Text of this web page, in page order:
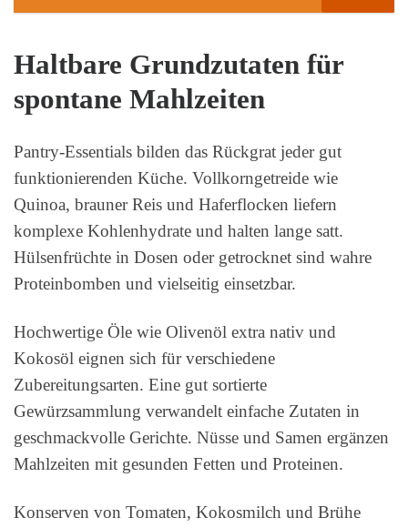
Haltbare Grundzutaten für
spontane Mahlzeiten
Pantry-Essentials bilden das Rückgrat jeder gut
funktionierenden Küche. Vollkorngetreide wie
Quinoa, brauner Reis und Haferflocken liefern
komplexe Kohlenhydrate und halten lange satt.
Hülsenfrüchte in Dosen oder getrocknet sind wahre
Proteinbomben und vielseitig einsetzbar.
Hochwertige Öle wie Olivenöl extra nativ und
Kokosöl eignen sich für verschiedene
Zubereitungsarten. Eine gut sortierte
Gewürzsammlung verwandelt einfache Zutaten in
geschmackvolle Gerichte. Nüsse und Samen ergänzen
Mahlzeiten mit gesunden Fetten und Proteinen.
Konserven von Tomaten, Kokosmilch und Brühe